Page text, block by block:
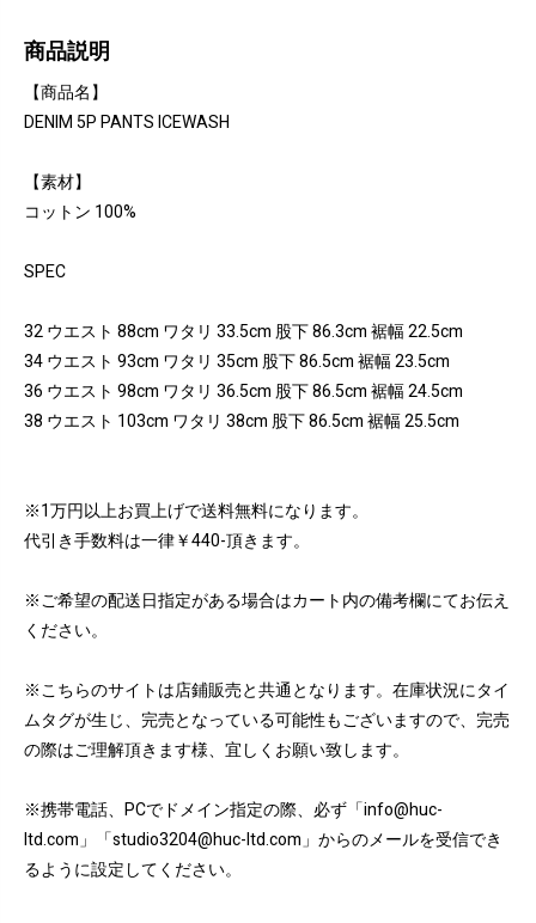
商品説明
【商品名】
DENIM 5P PANTS ICEWASH
【素材】
コットン 100%
SPEC
32 ウエスト 88cm ワタリ 33.5cm 股下 86.3cm 裾幅 22.5cm
34 ウエスト 93cm ワタリ 35cm 股下 86.5cm 裾幅 23.5cm
36 ウエスト 98cm ワタリ 36.5cm 股下 86.5cm 裾幅 24.5cm
38 ウエスト 103cm ワタリ 38cm 股下 86.5cm 裾幅 25.5cm
※1万円以上お買上げで送料無料になります。
代引き手数料は一律￥440-頂きます。
※ご希望の配送日指定がある場合はカート内の備考欄にてお伝え
ください。
※こちらのサイトは店鋪販売と共通となります。在庫状況にタイ
ムタグが生じ、完売となっている可能性もございますので、完売
の際はご理解頂きます様、宜しくお願い致します。
※携帯電話、PCでドメイン指定の際、必ず「info@huc-
ltd.com」「studio3204@huc-ltd.com」からのメールを受信でき
るように設定してください。